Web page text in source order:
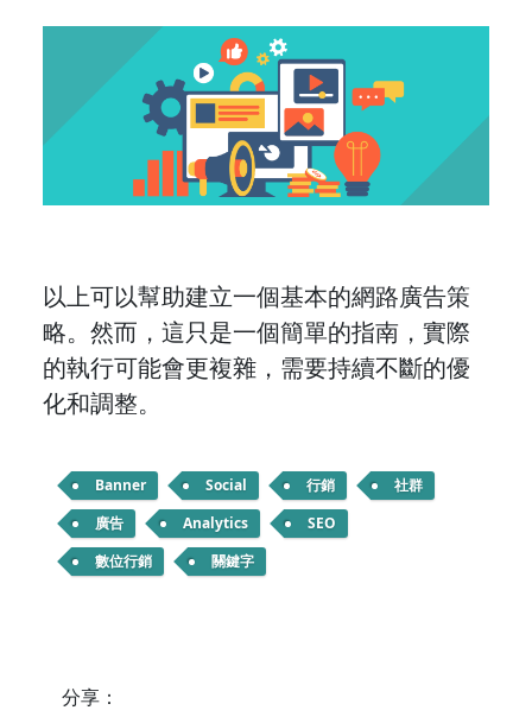
以上可以幫助建立一個基本的網路廣告策
略。然而，這只是一個簡單的指南，實際
的執行可能會更複雜，需要持續不斷的優
化和調整。
Banner Social 行銷
社群
廣告
Analytics
SEO
數位行銷
關鍵字
分享：